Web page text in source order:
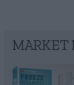
MARKET